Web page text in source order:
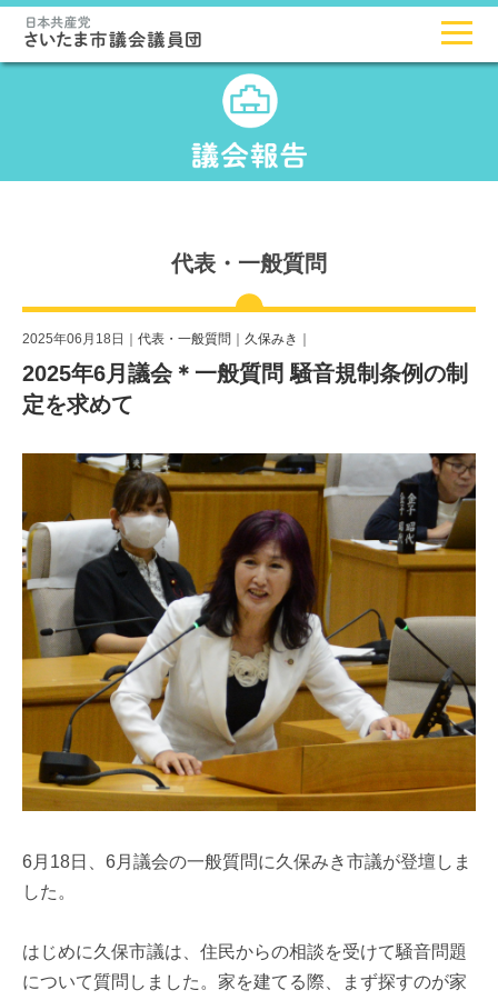
代表・一般質問
2025年06月18日｜ 代表・一般質問 久保みき
2025年6月議会＊一般質問 騒音規制条例の制
定を求めて
6月18日、6月議会の一般質問に久保みき市議が登壇しま
した。
はじめに久保市議は、住民からの相談を受けて騒音問題
について質問しました。家を建てる際、まず探すのが家